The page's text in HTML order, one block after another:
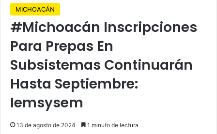
MICHOACÁN
#Michoacán Inscripciones
Para Prepas En
Subsistemas Continuarán
Hasta Septiembre:
Iemsysem
13 de agosto de 2024 1 minuto de lectura